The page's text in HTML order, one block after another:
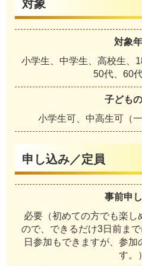
対象
対象
小学生、中学生、高校生、
50代、60
子ども
小学生可、中高生可（
申し込み／定員
事前申
必要（初めての方でも楽し
ので、できるだけ3日前ま
日参加もできますが、参加
す。）